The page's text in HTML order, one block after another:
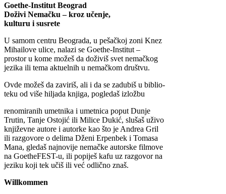
Goethe-Institut Beograd
Doživi Nemačku – kroz učenje,
kulturu i susrete
U samom centru Beograda, u pešačkoj zoni Knez
Mihailove ulice, nalazi se Goethe-Institut –
prostor u kome možeš da doživiš svet nemačkog
jezika ili tema aktuelnih u nemačkom društvu.
Ovde možeš da zaviriš, ali i da se zadubiš u biblio-
teku od više hiljada knjiga, pogledaš izložbu
renomiranih umetnika i umetnica poput Dunje
Trutin, Tanje Ostojić ili Milice Dukić, slušaš uživo
književne autore i autorke kao što je Andrea Gril
ili razgovore o delima Dženi Erpenbek i Tomasa
Mana, gledaš najnovije nemačke autorske filmove
na GoetheFEST-u, ili popiješ kafu uz razgovor na
jeziku koji tek učiš ili već odlično znaš.
Willkommen